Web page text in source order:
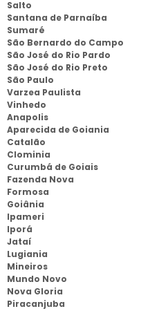
Salto
Santana de Parnaíba
Sumaré
São Bernardo do Campo
São José do Rio Pardo
São José do Rio Preto
São Paulo
Varzea Paulista
Vinhedo
Anapolis
Aparecida de Goiania
Catalão
Clominia
Curumbá de Goiais
Fazenda Nova
Formosa
Goiânia
Ipameri
Iporá
Jataí
Lugiania
Mineiros
Mundo Novo
Nova Gloria
Piracanjuba